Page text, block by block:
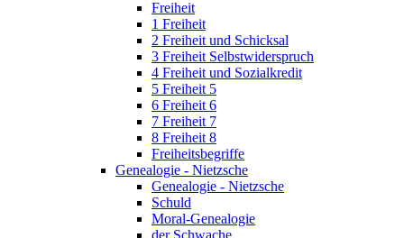
Freiheit
1 Freiheit
2 Freiheit und Schicksal
3 Freiheit Selbstwiderspruch
4 Freiheit und Sozialkredit
5 Freiheit 5
6 Freiheit 6
7 Freiheit 7
8 Freiheit 8
Freiheitsbegriffe
Genealogie - Nietzsche
Genealogie - Nietzsche
Schuld
Moral-Genealogie
der Schwache